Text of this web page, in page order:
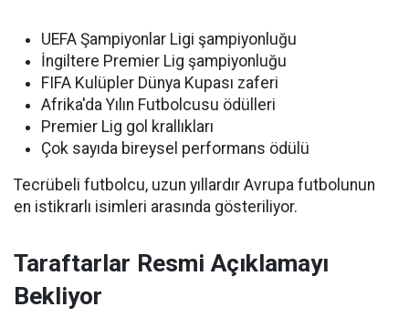
UEFA Şampiyonlar Ligi şampiyonluğu
İngiltere Premier Lig şampiyonluğu
FIFA Kulüpler Dünya Kupası zaferi
Afrika'da Yılın Futbolcusu ödülleri
Premier Lig gol krallıkları
Çok sayıda bireysel performans ödülü
Tecrübeli futbolcu, uzun yıllardır Avrupa futbolunun
en istikrarlı isimleri arasında gösteriliyor.
Taraftarlar Resmi Açıklamayı
Bekliyor